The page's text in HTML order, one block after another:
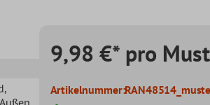
,
,
9,98 €* pro
Artikelnummer: